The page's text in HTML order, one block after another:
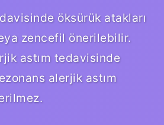
öksürük atakları
zencefil önerilebilir.
astım tedavisinde
alerjik astım